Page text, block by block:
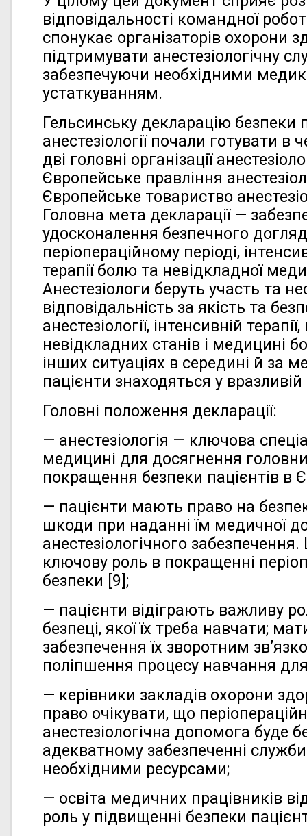
відповідальності командної
спонукає організаторів охорони
підтримувати анестезіологічну
забезпечуючи необхідними
устаткуванням.
Гельсинську декларацію безпеки
анестезіології почали готувати в
дві головні організації
Європейське правління
Європейське товариство
Головна мета декларації —
удосконалення безпечного
періопераційному періоді,
терапії болю та невідкладної
Анестезіологи беруть участь та
відповідальність за якість та
анестезіології, інтенсивній
невідкладних станів і медицині
інших ситуаціях в середині й за
пацієнти знаходяться у вразливій
Головні положення декларації:
— анестезіологія — ключова
медицині для досягнення
покращення безпеки пацієнтів в
— пацієнти мають право на
шкоди при наданні їм медичної
анестезіологічного забезпечення.
ключову роль в покращенні
безпеки [9];
— пацієнти відіграють важливу
безпеці, якої їх треба навчати;
забезпечення їх зворотним
поліпшення процесу навчання
— керівники закладів охорони
право очікувати, що
анестезіологічна допомога буде
адекватному забезпеченні служби
необхідними ресурсами;
— освіта медичних працівників
роль у підвищенні безпеки